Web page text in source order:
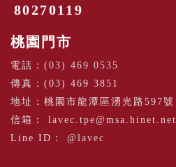
80270119
桃園門市
電話： (03) 469 0535
傳真：(03) 469 3851
地址：桃園市龍潭區湧光路597號
信箱： lavec.tpe@msa.hinet.net
Line ID： @lavec